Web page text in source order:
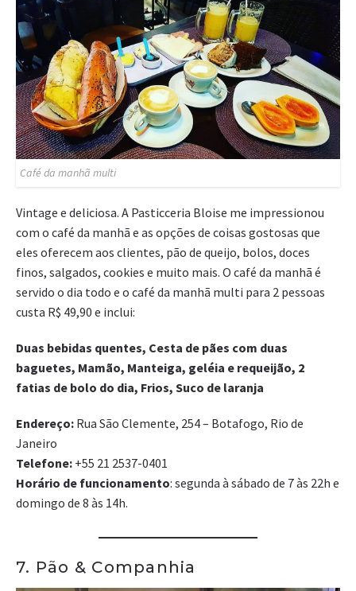
Café da manhã multi
Vintage e deliciosa. A Pasticceria Bloise me impressionou
com o café da manhã e as opções de coisas gostosas que
eles oferecem aos clientes, pão de queijo, bolos, doces
finos, salgados, cookies e muito mais. O café da manhã é
servido o dia todo e o café da manhã multi para 2 pessoas
custa R$ 49,90 e inclui:
Duas bebidas quentes, Cesta de pães com duas
baguetes, Mamão, Manteiga, geléia e requeijão, 2
fatias de bolo do dia, Frios, Suco de laranja
Endereço: Rua São Clemente, 254 – Botafogo, Rio de
Janeiro
Telefone: +55 21 2537-0401
Horário de funcionamento: segunda à sábado de 7 às 22h e
domingo de 8 às 14h.
7. Pão & Companhia